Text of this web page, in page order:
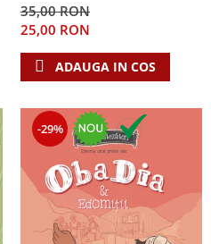
35,00 RON
25,00 RON
ADAUGA IN COS
-29%